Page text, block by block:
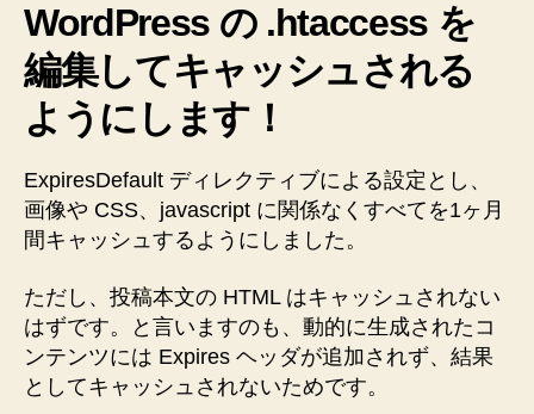
WordPress の .htaccess を
編集してキャッシュされる
ようにします！
ExpiresDefault ディレクティブによる設定とし、
画像や CSS、javascript に関係なくすべてを1ヶ月
間キャッシュするようにしました。
ただし、投稿本文の HTML はキャッシュされない
はずです。と言いますのも、動的に生成されたコ
ンテンツには Expires ヘッダが追加されず、結果
としてキャッシュされないためです。